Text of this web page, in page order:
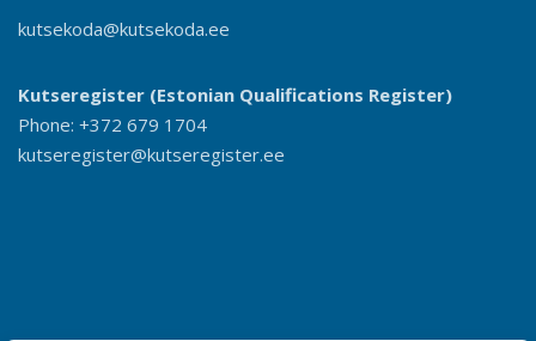
kutsekoda@kutsekoda.ee
Kutseregister (Estonian Qualifications Register)
Phone: +372 679 1704
kutseregister@kutseregister.ee